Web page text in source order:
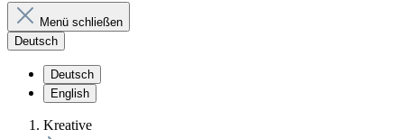
Menü schließen
Deutsch
Deutsch
English
Kreative